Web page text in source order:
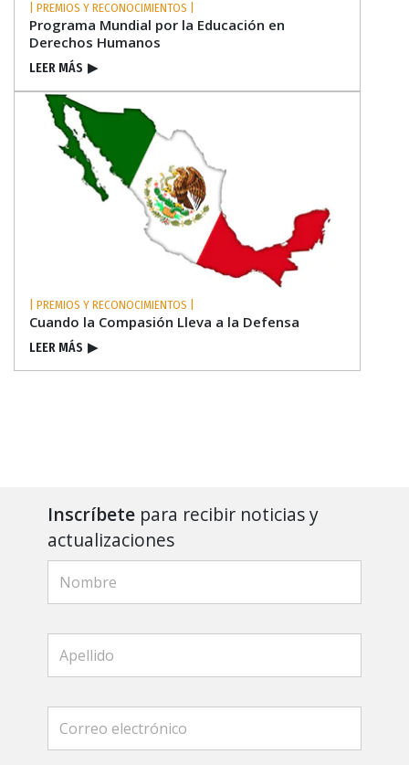
| PREMIOS Y RECONOCIMIENTOS |
Programa Mundial por la Educación en
Derechos Humanos
LEER MÁS ▶
| PREMIOS Y RECONOCIMIENTOS |
Cuando la Compasión Lleva a la Defensa
LEER MÁS ▶
Inscríbete para recibir noticias y
actualizaciones